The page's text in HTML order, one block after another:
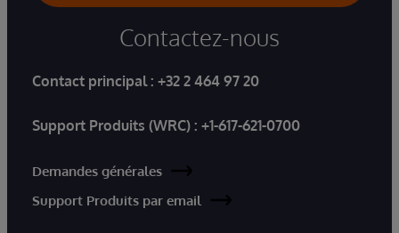
Contactez-nous
Contact principal : +32 2 464 97 20
Support Produits (WRC) : +1-617-621-0700
Demandes générales
Support Produits par email